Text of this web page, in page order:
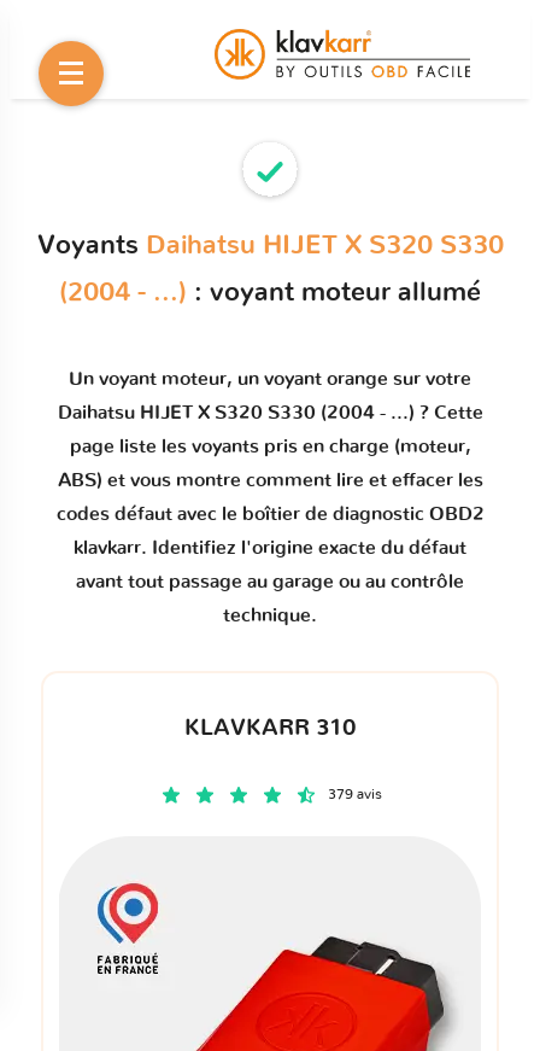
Voyants Daihatsu HIJET X S320 S330
(2004 - ...) : voyant moteur allumé
Un voyant moteur, un voyant orange sur votre
Daihatsu HIJET X S320 S330 (2004 - ...) ? Cette
page liste les voyants pris en charge (moteur,
ABS) et vous montre comment lire et effacer les
codes défautavec le boîtier de diagnostic OBD2
klavkarr. Identifiez l'origine exacte du défaut
avant tout passage au garage ou au contrôle
technique.
KLAVKARR 310
379 avis